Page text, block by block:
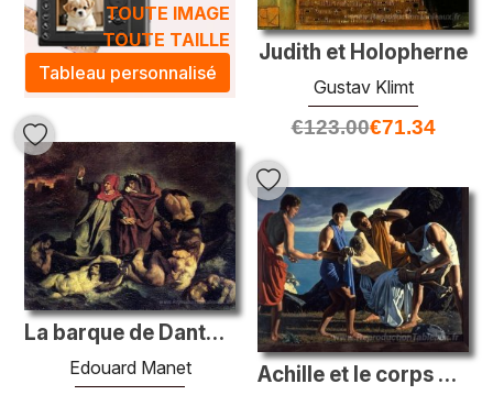
TOUTE IMAGE
TOUTE TAILLE
Tableau personnalisé
Judith et Holopherne
Gustav Klimt
€123.00€71.34
La barque de Dante (copie après Delacroix)
Edouard Manet Achille et le corps de Patroclus